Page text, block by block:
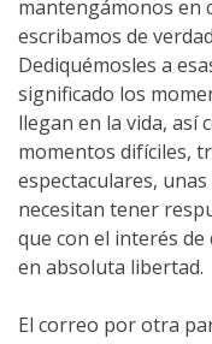
mantengámonos en
escribamos de
Dediquémosles a
significado los
llegan en la vida, así
momentos difíciles,
espectaculares,
necesitan tener
que con el interés
en absoluta libertad.
El correo por otra